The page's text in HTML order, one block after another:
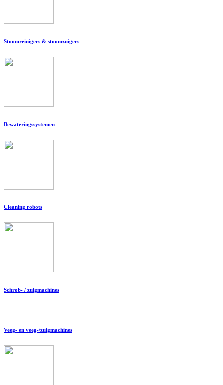
Stoomreinigers & stoomzuigers
Bewateringssystemen
Cleaning robots
Schrob- / zuigmachines
Veeg- en veeg-/zuigmachines